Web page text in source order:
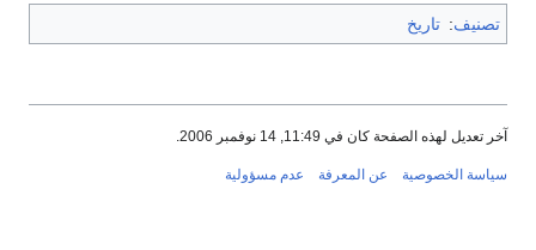
تصنيف: تاريخ
آخر تعديل لهذه الصفحة كان في 11:49, 14 نوفمبر 2006.
سياسة الخصوصية عن المعرفة عدم مسؤولية